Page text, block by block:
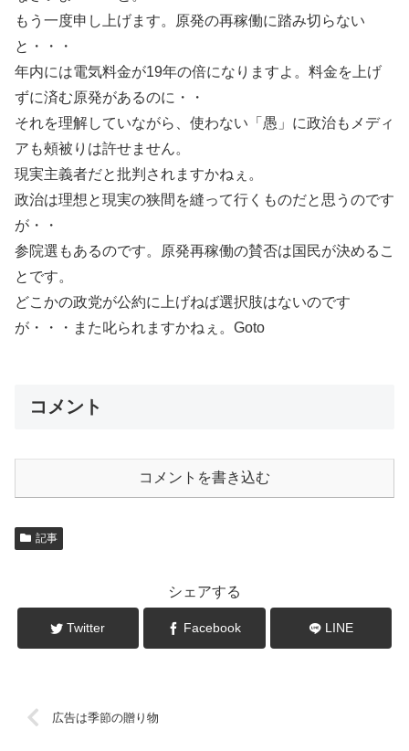
もう一度申し上げます。原発の再稼働に踏み切らない
と・・・
年内には電気料金が19年の倍になりますよ。料金を上げ
ずに済む原発があるのに・・
それを理解していながら、使わない「愚」に政治もメディ
アも頰被りは許せません。
現実主義者だと批判されますかねぇ。
政治は理想と現実の狭間を縫って行くものだと思うのです
が・・
参院選もあるのです。原発再稼働の賛否は国民が決めるこ
とです。
どこかの政党が公約に上げねば選択肢はないのです
が・・・また叱られますかねぇ。Goto
コメント
コメントを書き込む
記事
シェアする
Twitter Facebook LINE
広告は季節の贈り物